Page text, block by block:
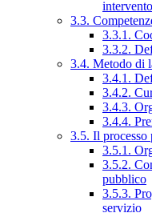
intervento
3.3.
3.3.1.
3.3.2.
3.4. Metodo di
3.4.1.
3.4.2.
3.4.3.
3.4.4.
3.5. Il processo
3.5.1.
3.5.2.
pubblico
3.5.3.
servizio